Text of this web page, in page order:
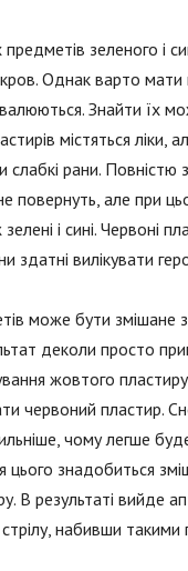
зеленого і
Однак варто мати
Знайти їх
містяться ліки,
слабкі рани. Повністю
повернуть, але при
і сині. Червоні
здатні вилікувати
може бути змішане
деколи просто
жовтого пластиру
червоний пластир.
чому легше
цього знадобиться
В результаті вийде
набивши